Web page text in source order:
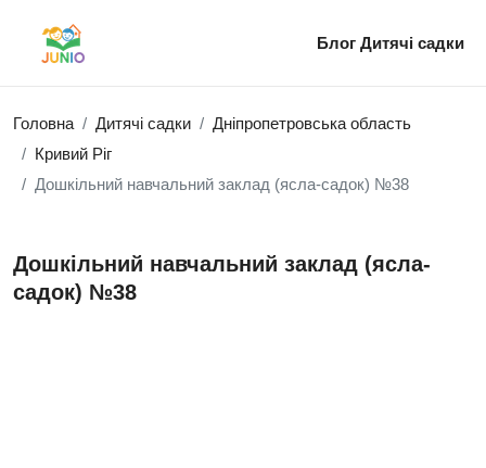
Блог Дитячі садки
Головна Дитячі садки
Дніпропетровська область
Кривий Ріг
Дошкільний навчальний заклад (ясла-садок) №38
Дошкільний навчальний заклад (ясла-
садок) №38